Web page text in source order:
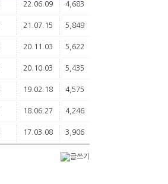
22.06.09 4,683
21.07.15 5,849
20.11.03 5,622
20.10.03 5,435
19.02.18 4,575
18.06.27 4,246
17.03.08 3,906